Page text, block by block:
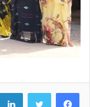
فيسبوك تويتر